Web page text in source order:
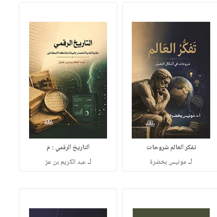
تفكر العالم شروحات
لـ مونيس بخضرة
التاريخ الرقمي : م
لـعبد الكريم بن عز